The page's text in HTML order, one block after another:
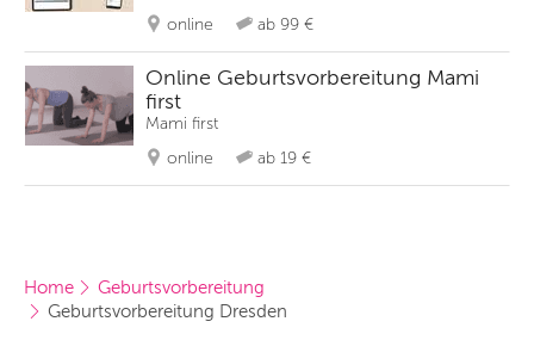
online
ab 99 €
Online Geburtsvorbereitung Mami
first
Mami first
online
ab 19 €
Home
Geburtsvorbereitung
Geburtsvorbereitung Dresden